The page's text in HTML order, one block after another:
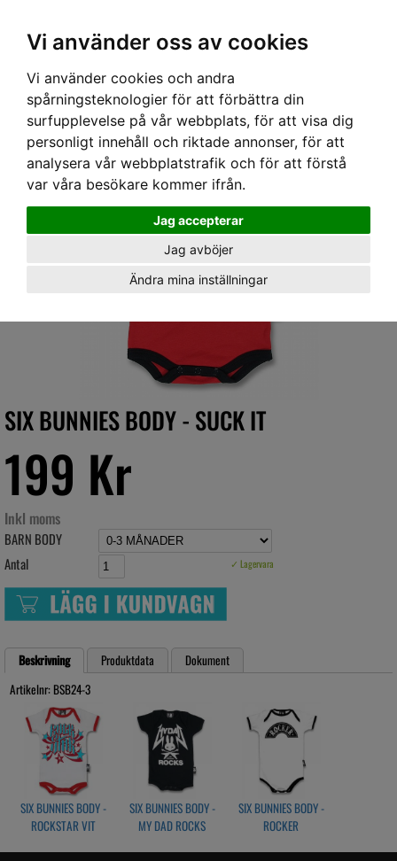
Vi använder oss av cookies
Vi använder cookies och andra
spårningsteknologier för att förbättra din
surfupplevelse på vår webbplats, för att visa dig
personligt innehåll och riktade annonser, för att
analysera vår webbplatstrafik och för att förstå
var våra besökare kommer ifrån.
Jag accepterar
Jag avböjer
Ändra mina inställningar
Hem› BABY›BODYS › SIX BUNNIES BODY - SUCK IT
SIX BUNNIES BODY - SUCK IT
199 Kr
Inkl moms
BARN BODY
Antal
✓ Lagervara
Beskrivning Produktdata
Dokument
Artikelnr: BSB24-3
SIX BUNNIES BODY -
ROCKSTAR VIT
SIX BUNNIES BODY -
MY DAD ROCKS
SIX BUNNIES BODY -
ROCKER